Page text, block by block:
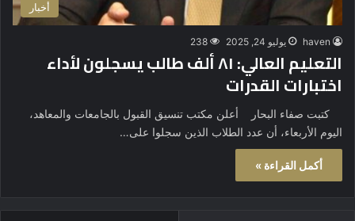
أخبار
haven يوليو 24, 2025 238
التعليم العالي: ٨١ ألف طالب يسجلون لأداء
اختبارات القدرات
كتبت صفاء البحار أعلن مكتب تنسيق القبول بالجامعات والمعاهد،
اليوم الأربعاء، أن عدد الطلاب الذين سجلوا على…
أكمل القراءة »